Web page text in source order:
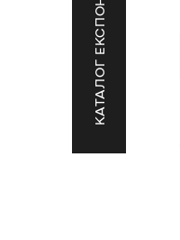
КАТАЛОГ ЕКСПОНАТІВ